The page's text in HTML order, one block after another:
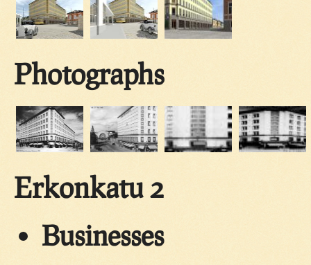
Photographs
Erkonkatu 2
Businesses